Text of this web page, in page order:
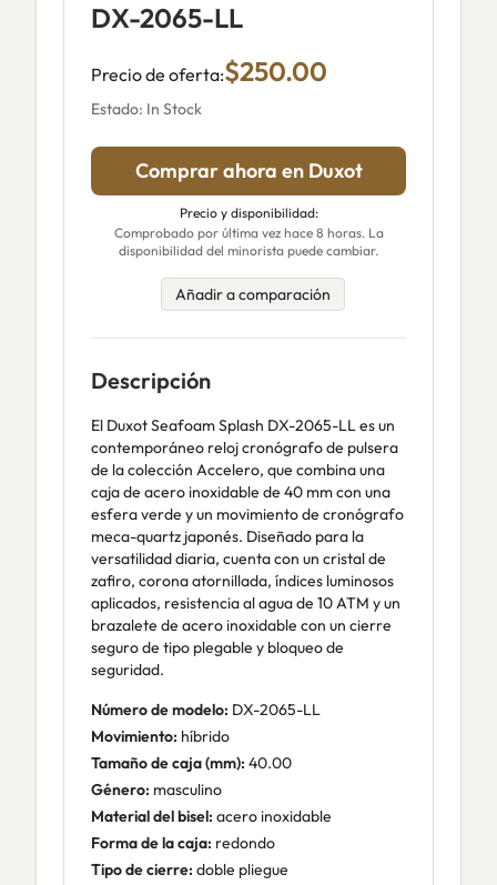
DX-2065-LL
Precio de oferta:$250.00
Estado: In Stock
Comprar ahora en Duxot
Precio y disponibilidad:
Comprobado por última vez hace 8 horas. La
disponibilidad del minorista puede cambiar.
Añadir a comparación
Descripción
El Duxot Seafoam Splash DX-2065-LL es un
contemporáneo reloj cronógrafo de pulsera
de la colección Accelero, que combina una
caja de acero inoxidable de 40 mm con una
esfera verde y un movimiento de cronógrafo
meca-quartz japonés. Diseñado para la
versatilidad diaria, cuenta con un cristal de
zafiro, corona atornillada, índices luminosos
aplicados, resistencia al agua de 10 ATM y un
brazalete de acero inoxidable con un cierre
seguro de tipo plegable y bloqueo de
seguridad.
Número de modelo: DX-2065-LL
Movimiento: híbrido
Tamaño de caja (mm): 40.00
Género: masculino
Material del bisel: acero inoxidable
Forma de la caja: redondo
Tipo de cierre: doble pliegue